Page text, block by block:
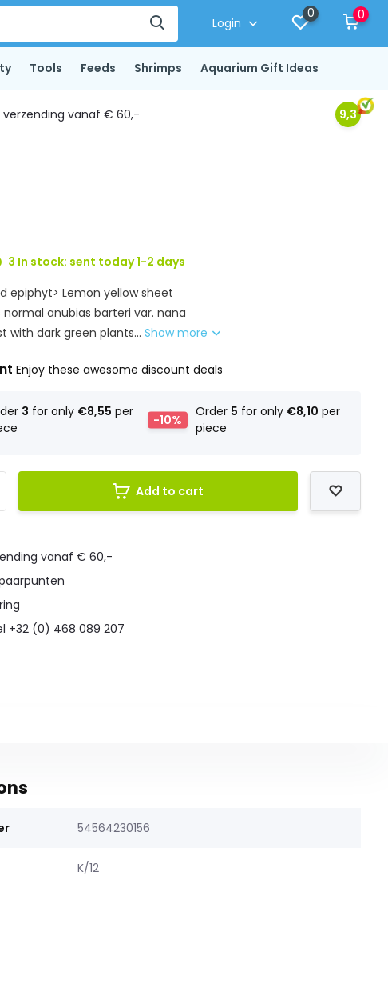
Login
0 0
Tools Feeds Shrimps Aquarium Gift Ideas
verzending vanaf € 60,- 9,3
3 In stock: sent today 1-2 days
epiphyt> Lemon yellow sheet
normal anubias barteri var. nana
with dark green plants...Show more
Enjoy these awesome discount deals
3 for only €8,55 per
-10%
Order 5 for only €8,10 per
piece
Add to cart
vanaf € 60,-
+32 (0) 468 089 207
54564230156
K/12